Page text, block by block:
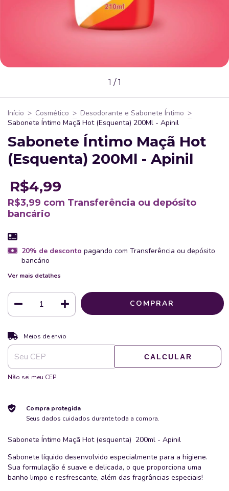
1 /1
Início > Cosmético > Desodorante e Sabonete Íntimo >
Sabonete Íntimo Maçã Hot (Esquenta) 200Ml - Apinil
Sabonete Íntimo Maçã Hot
(Esquenta) 200Ml - Apinil
R$4,99
R$3,99 com Transferência ou depósito
bancário
20% de desconto pagando com Transferência ou depósito
bancário
Ver mais detalhes
Entregas para o CEP:
Meios de envio
CALCULAR
Não sei meu CEP
Compra protegida
Seus dados cuidados durante toda a compra.
Sabonete Íntimo Maçã Hot (esquenta) 200ml - Apinil
Sabonete líquido desenvolvido especialmente para a higiene.
Sua formulação é suave e delicada, o que proporciona uma
banho limpo e resfrescante, além das fragrâncias especiais!